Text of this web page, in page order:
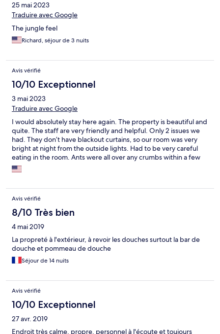
25 mai 2023
Traduire avec Google
The jungle feel
Richard, séjour de 3 nuits
Avis vérifié
10/10 Exceptionnel
3 mai 2023
Traduire avec Google
I would absolutely stay here again. The property is beautiful and
quite. The staff are very friendly and helpful. Only 2 issues we
had. They don’t have blackout curtains, so our room was very
bright at night from the outside lights. Had to be very careful
eating in the room. Ants were all over any crumbs within a few
minutes. They even got into a sealed container of breath mints
that were in my bag. Also, Orbitz has this place incorrectly on
Avis vérifié
8/10 Très bien
4 mai 2019
La propreté à l'extérieur, à revoir les douches surtout la bar de
douche et pommeau de douche
Séjour de 14 nuits
Avis vérifié
10/10 Exceptionnel
27 avr. 2019
Endroit très calme, propre, personnel à l'écoute et toujours